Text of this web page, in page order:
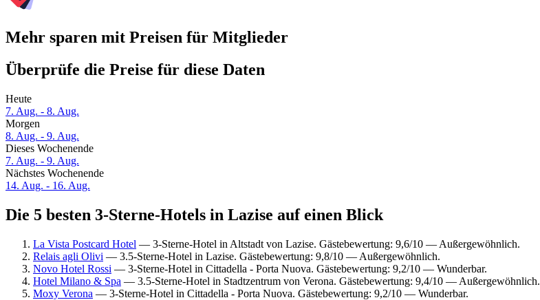
Mehr sparen mit Preisen für Mitglieder
Überprüfe die Preise für diese Daten
Heute
7. Aug. - 8. Aug.
Morgen
8. Aug. - 9. Aug.
Dieses Wochenende
7. Aug. - 9. Aug.
Nächstes Wochenende
14. Aug. - 16. Aug.
Die 5 besten 3-Sterne-Hotels in Lazise auf einen Blick
La Vista Postcard Hotel — 3-Sterne-Hotel in Altstadt von Lazise. Gästebewertung: 9,6/10 — Außergewöhnlich.
Relais agli Olivi — 3.5-Sterne-Hotel in Lazise. Gästebewertung: 9,8/10 — Außergewöhnlich.
Novo Hotel Rossi — 3-Sterne-Hotel in Cittadella - Porta Nuova. Gästebewertung: 9,2/10 — Wunderbar.
Hotel Milano & Spa — 3.5-Sterne-Hotel in Stadtzentrum von Verona. Gästebewertung: 9,4/10 — Außergewöhnlich.
Moxy Verona — 3-Sterne-Hotel in Cittadella - Porta Nuova. Gästebewertung: 9,2/10 — Wunderbar.